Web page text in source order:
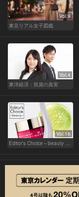
Vol.9
東京リアル女子図鑑
Vol.4
東洋経済：投資の真実
Vol.16
Editor's Choice～beauty & wellness～